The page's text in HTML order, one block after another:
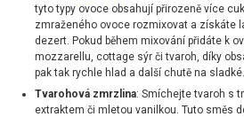
tyto typy ovoce obsahují přirozeně více
zmraženého ovoce rozmixovat a získáte
dezert. Pokud během mixování přidáte k
mozzarellu, cottage sýr či tvaroh, díky
pak tak rychle hlad a další chutě na sladké.
Tvarohová zmrzlina: Smíchejte tvaroh s
extraktem či mletou vanilkou. Tuto směs